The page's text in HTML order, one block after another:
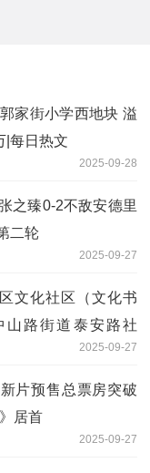
家街小学西地块 溢
|每日热文
2025-09-28
之臻0-2不敌安德里
二轮
2025-09-27
文化社区（文化书
山路街道泰安路社
承”庆双节联欢会圆满
2025-09-27
片预售总票房突破
居首
2025-09-27